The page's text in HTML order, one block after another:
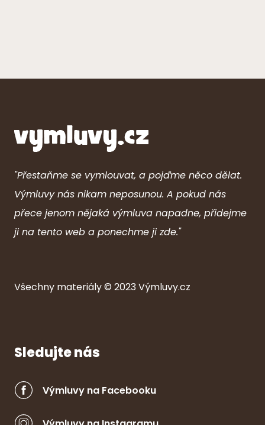
"Přestaňme se vymlouvat, a pojďme něco dělat.
Výmluvy nás nikam neposunou. A pokud nás
přece jenom nějaká výmluva napadne, přidejme
ji na tento web a ponechme ji zde."
Všechny materiály © 2023Výmluvy.cz
Sledujte nás
Výmluvy na Facebooku